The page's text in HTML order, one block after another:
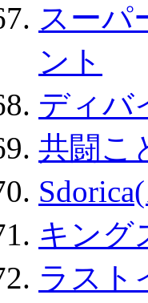
スーパ
ント
ディバ
共闘こ
キング
ラスト